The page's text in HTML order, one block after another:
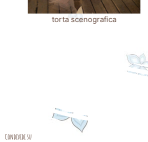
torta scenografica
Condividi su